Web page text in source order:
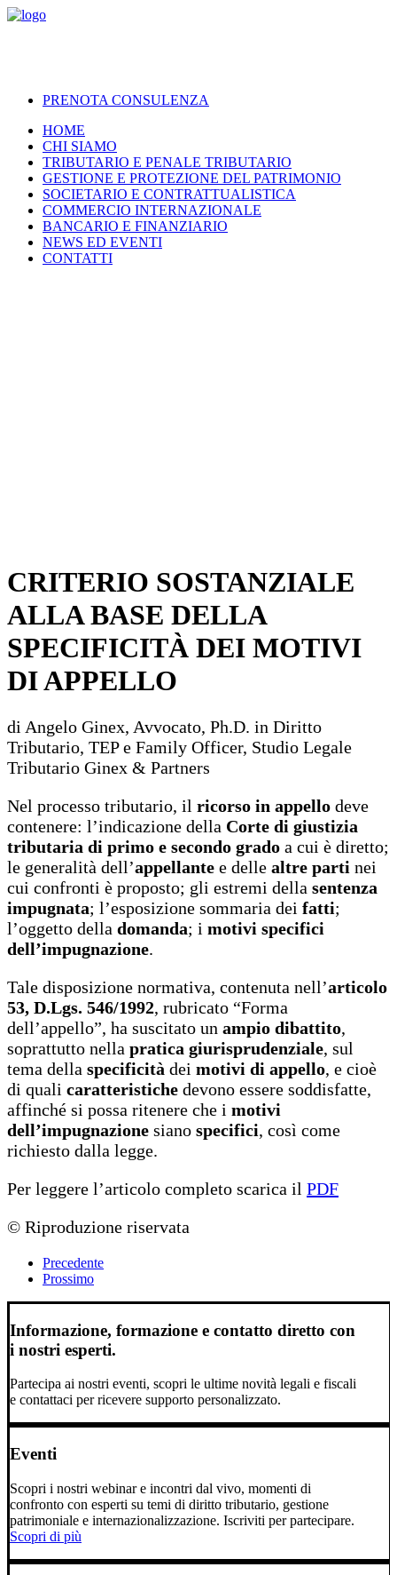
PRENOTA CONSULENZA
HOME
CHI SIAMO
TRIBUTARIO E PENALE TRIBUTARIO
GESTIONE E PROTEZIONE DEL PATRIMONIO
SOCIETARIO E CONTRATTUALISTICA
COMMERCIO INTERNAZIONALE
BANCARIO E FINANZIARIO
NEWS ED EVENTI
CONTATTI
CRITERIO SOSTANZIALE
ALLA BASE DELLA
SPECIFICITÀ DEI MOTIVI
DI APPELLO
di Angelo Ginex, Avvocato, Ph.D. in Diritto
Tributario, TEP e Family Officer, Studio Legale
Tributario Ginex & Partners
Nel processo tributario, il ricorso in appello deve
contenere: l’indicazione della Corte di giustizia
tributaria di primo e secondo grado a cui è diretto;
le generalità dell’appellante e delle altre parti nei
cui confronti è proposto; gli estremi della sentenza
impugnata; l’esposizione sommaria dei fatti;
l’oggetto della domanda; i motivi specifici
dell’impugnazione.
Tale disposizione normativa, contenuta nell’articolo
53, D.Lgs. 546/1992, rubricato “Forma
dell’appello”, ha suscitato un ampio dibattito,
soprattutto nella pratica giurisprudenziale, sul
tema della specificità dei motivi di appello, e cioè
di quali caratteristiche devono essere soddisfatte,
affinché si possa ritenere che i motivi
dell’impugnazione siano specifici, così come
richiesto dalla legge.
Per leggere l’articolo completo scarica il PDF
© Riproduzione riservata
Precedente
Prossimo
Informazione, formazione e contatto diretto con
i nostri esperti.
Partecipa ai nostri eventi, scopri le ultime novità legali e fiscali
e contattaci per ricevere supporto personalizzato.
Eventi
Scopri i nostri webinar e incontri dal vivo, momenti di
confronto con esperti su temi di diritto tributario, gestione
patrimoniale e internazionalizzazione. Iscriviti per partecipare.
Scopri di più